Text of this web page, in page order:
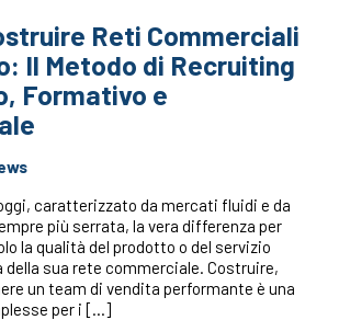
Reti Commerciali
Il Metodo di Recruiting
Formativo e
caratterizzato da mercati fluidi e da
più serrata, la vera differenza per
la qualità del prodotto o del servizio
sua rete commerciale. Costruire,
un team di vendita performante è una
per i […]